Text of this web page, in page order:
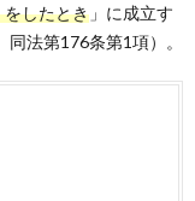
したとき 」に成立す
法第176条第1項）。